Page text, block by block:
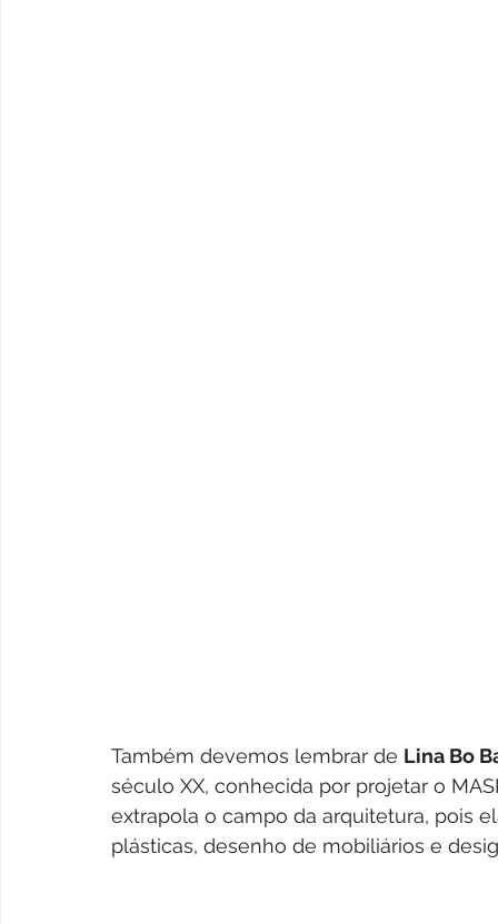
Também devemos lembrar de Lina Bo
século XX, conhecida por projetar o
extrapola o campo da arquitetura, pois
plásticas, desenho de mobiliários e